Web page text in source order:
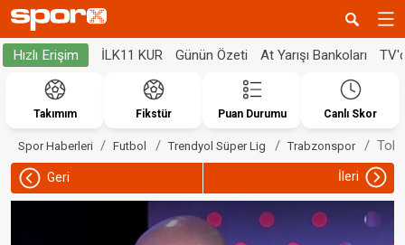
Hızlı Erişim İLK11 KUR Günün Özeti At Yarışı Bankoları
Takımım Fikstür Puan Durumu Canlı Skor
Spor Haberleri Futbol Trendyol Süper Lig Trabzonspor
Geri İleri